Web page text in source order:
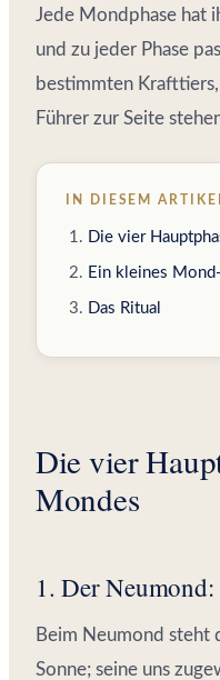
Jede Mondphase hat
und zu jeder Phase
bestimmten
Führer zur Seite
IN DIESEM
Die vier
Ein kleines
Das Ritual
Die vier
Mondes
1. Der
Beim Neumond steht
Sonne; seine uns